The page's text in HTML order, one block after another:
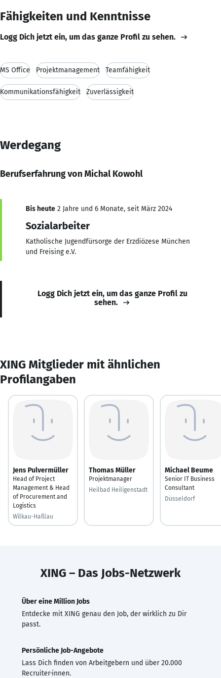
Fähigkeiten und Kenntnisse
Logg Dich jetzt ein, um das ganze Profil zu sehen.
MS Office Projektmanagement Teamfähigkeit
Kommunikationsfähigkeit Zuverlässigkeit
Werdegang
Berufserfahrung von Michal Kowohl
Bis heute 2 Jahre und 6 Monate, seit März 2024
Sozialarbeiter
Katholische Jugendfürsorge der Erzdiözese München
und Freising e.V.
Logg Dich jetzt ein, um das ganze Profil zu
sehen.
XING Mitglieder mit ähnlichen
Profilangaben
Jens Pulvermüller
Head of Project
Management & Head
of Procurement and
Logistics
Wilkau-Haßlau
Thomas Müller
Projektmanager
Heilbad Heiligenstadt
Michael Beume
Senior IT Business
Consultant
Düsseldorf
XING – Das Jobs-Netzwerk
Über eine Million Jobs
Entdecke mit XING genau den Job, der wirklich zu Dir
passt.
Persönliche Job-Angebote
Lass Dich finden von Arbeitgebern und über 20.000
Recruiter·innen.